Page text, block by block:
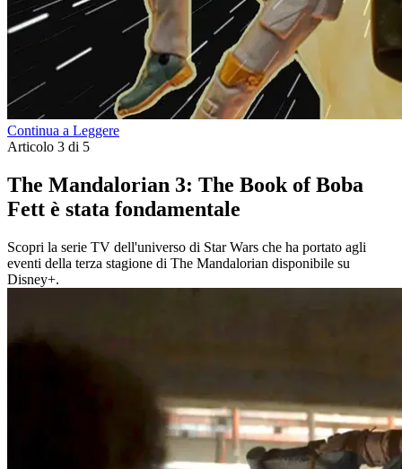
Continua a Leggere
Articolo 3 di 5
The Mandalorian 3: The Book of Boba
Fett è stata fondamentale
Scopri la serie TV dell'universo di Star Wars che ha portato agli
eventi della terza stagione di The Mandalorian disponibile su
Disney+.